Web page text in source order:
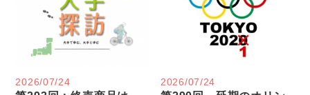
2026/07/24 2026/07/24